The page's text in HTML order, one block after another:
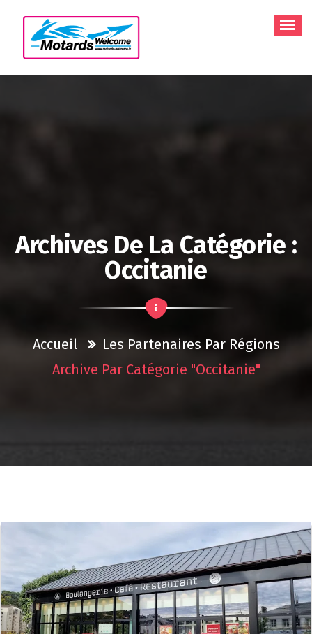
contenu
Archives De La Catégorie :
Occitanie
Accueil
Les Partenaires Par Régions
Archive Par Catégorie "Occitanie"